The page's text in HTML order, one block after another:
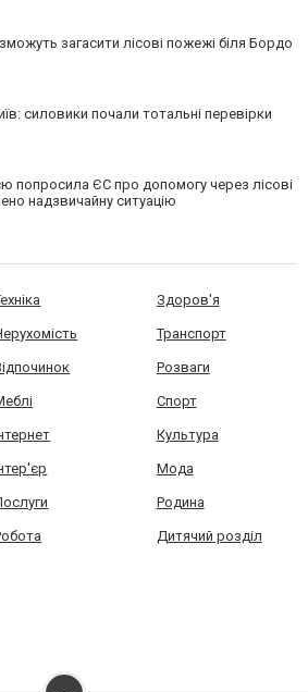
загасити лісові пожежі біля Бордо
силовики почали тотальні перевірки
попросила ЄС про допомогу через лісові
надзвичайну ситуацію
Здоров'я
Транспорт
Розваги
Спорт
Культура
Мода
Родина
Дитячий розділ